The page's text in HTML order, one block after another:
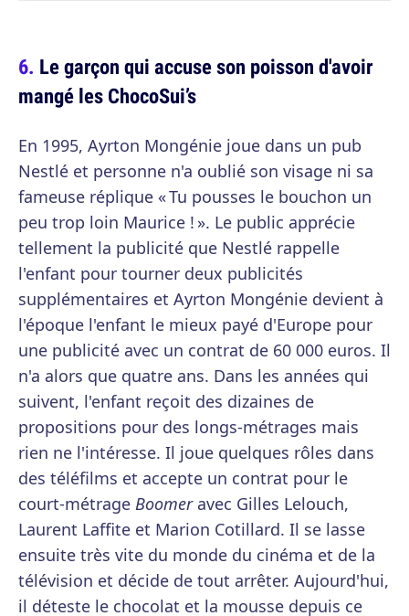
Le garçon qui accuse son poisson d'avoir
mangé les ChocoSui’s
En 1995, Ayrton Mongénie joue dans un pub
Nestlé et personne n'a oublié son visage ni sa
fameuse réplique « Tu pousses le bouchon un
peu trop loin Maurice ! ». Le public apprécie
tellement la publicité que Nestlé rappelle
l'enfant pour tourner deux publicités
supplémentaires et Ayrton Mongénie devient à
l'époque l'enfant le mieux payé d'Europe pour
une publicité avec un contrat de 60 000 euros. Il
n'a alors que quatre ans. Dans les années qui
suivent, l'enfant reçoit des dizaines de
propositions pour des longs-métrages mais
rien ne l'intéresse. Il joue quelques rôles dans
des téléfilms et accepte un contrat pour le
court-métrage Boomeravec Gilles Lelouch,
Laurent Laffite et Marion Cotillard. Il se lasse
ensuite très vite du monde du cinéma et de la
télévision et décide de tout arrêter. Aujourd'hui,
il déteste le chocolat et la mousse depuis ce